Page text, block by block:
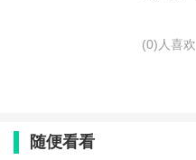
(0)人喜欢
随便看看